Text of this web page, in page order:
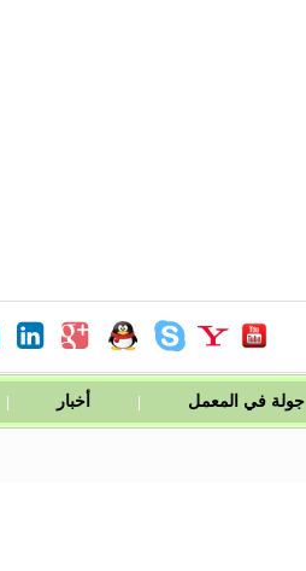
 
جولة في المعمل أخبار